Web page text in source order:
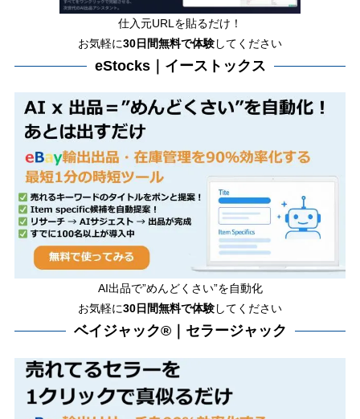
仕入元URLを貼るだけ！
お気軽に30日間無料で体験してください
eStocks｜イーストックス
AI出品で”めんどくさい”を自動化
お気軽に30日間無料で体験してください
ベイジャック®｜セラージャック